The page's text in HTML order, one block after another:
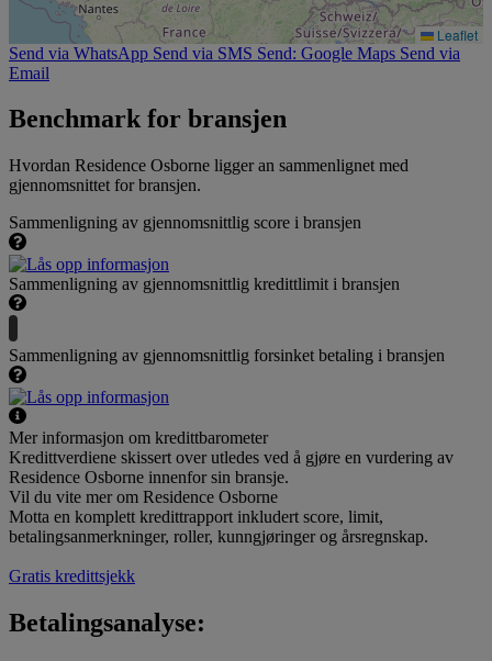
Leaflet
Send via WhatsApp Send via SMS Send: Google Maps Send via
Email
Benchmark for bransjen
Hvordan Residence Osborne ligger an sammenlignet med
gjennomsnittet for bransjen.
Sammenligning av gjennomsnittlig score i bransjen
Sammenligning av gjennomsnittlig kredittlimit i bransjen
Sammenligning av gjennomsnittlig forsinket betaling i bransjen
Mer informasjon om kredittbarometer
Kredittverdiene skissert over utledes ved å gjøre en vurdering av
Residence Osborne innenfor sin bransje.
Vil du vite mer om Residence Osborne
Motta en komplett kredittrapport inkludert score, limit,
betalingsanmerkninger, roller, kunngjøringer og årsregnskap.
Gratis kredittsjekk
Betalingsanalyse: